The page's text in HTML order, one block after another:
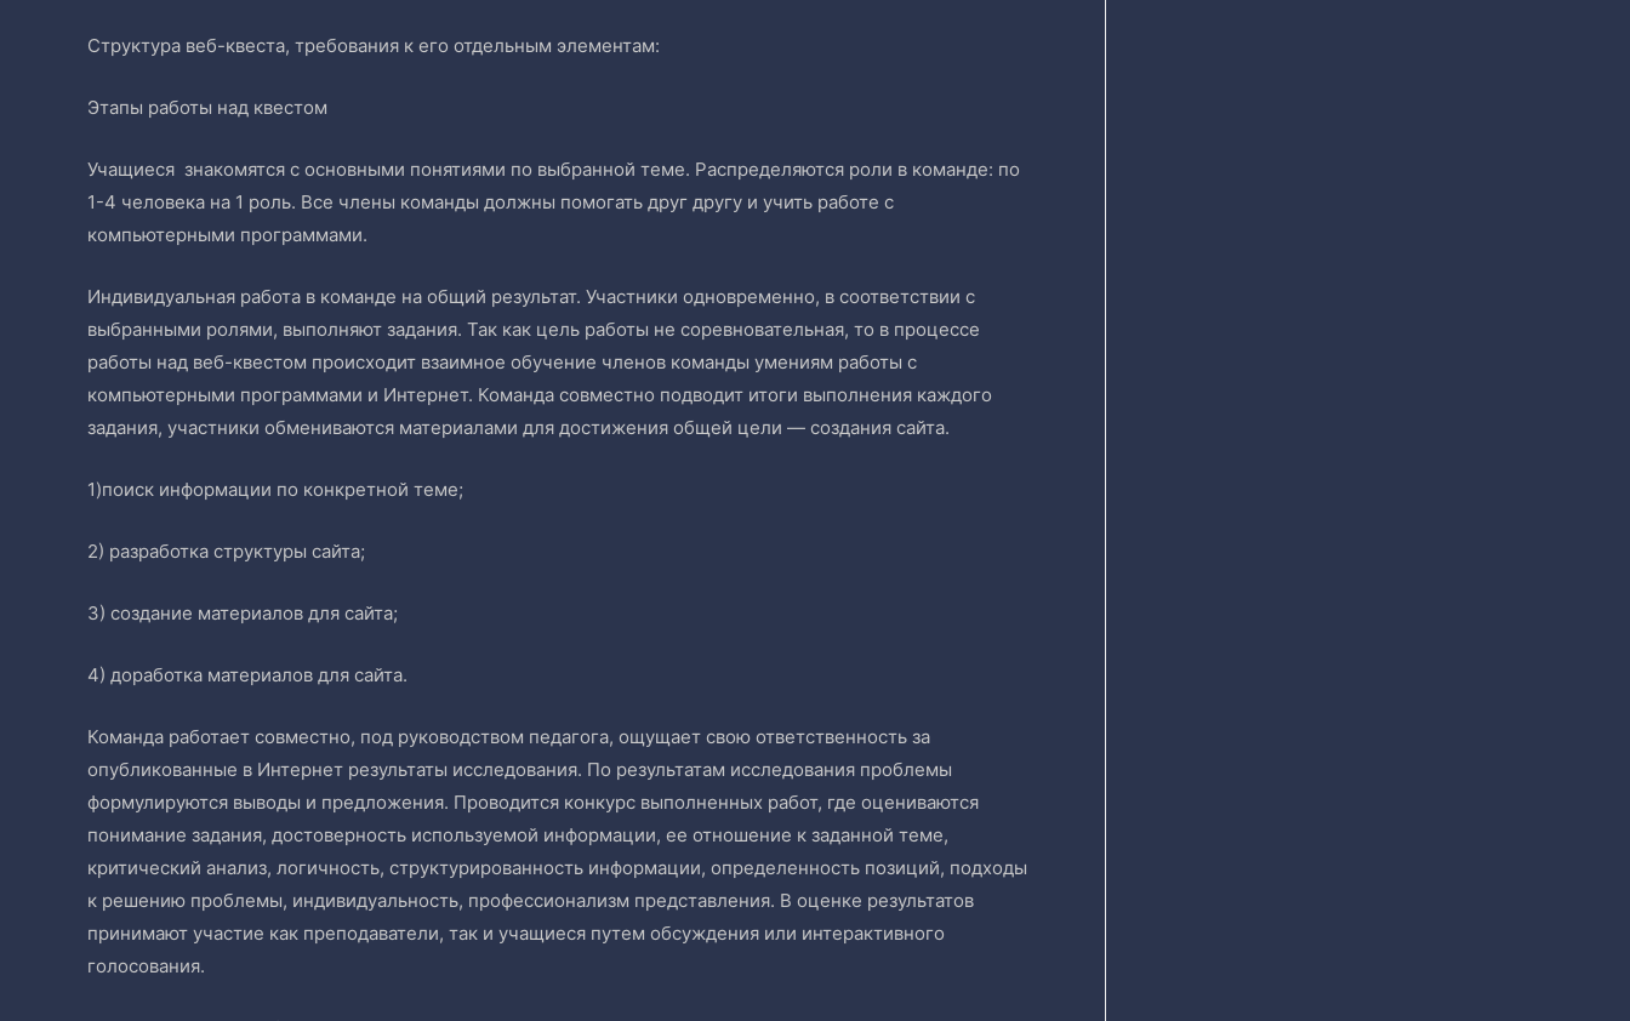
Структура веб-квеста, требования к его отдельным элементам:
Этапы работы над квестом
Учащиеся знакомятся с основными понятиями по выбранной теме. Распределяются роли в команде: по
1-4 человека на 1 роль. Все члены команды должны помогать друг другу и учить работе с
компьютерными программами.
Индивидуальная работа в команде на общий результат. Участники одновременно, в соответствии с
выбранными ролями, выполняют задания. Так как цель работы не соревновательная, то в процессе
работы над веб-квестом происходит взаимное обучение членов команды умениям работы с
компьютерными программами и Интернет. Команда совместно подводит итоги выполнения каждого
задания, участники обмениваются материалами для достижения общей цели — создания сайта.
1)поиск информации по конкретной теме;
2) разработка структуры сайта;
3) создание материалов для сайта;
4) доработка материалов для сайта.
Команда работает совместно, под руководством педагога, ощущает свою ответственность за
опубликованные в Интернет результаты исследования. По результатам исследования проблемы
формулируются выводы и предложения. Проводится конкурс выполненных работ, где оцениваются
понимание задания, достоверность используемой информации, ее отношение к заданной теме,
критический анализ, логичность, структурированность информации, определенность позиций, подходы
к решению проблемы, индивидуальность, профессионализм представления. В оценке результатов
принимают участие как преподаватели, так и учащиеся путем обсуждения или интерактивного
голосования.